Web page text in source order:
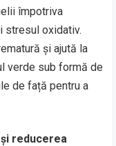
împotriva
stresul oxidativ.
și ajută la
verde sub formă de
de față pentru a
reducerea